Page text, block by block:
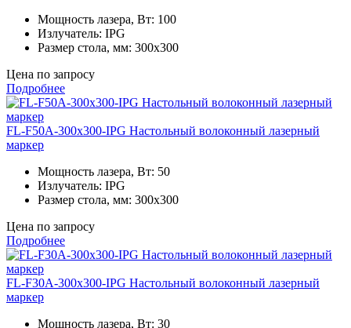
Мощность лазера, Вт: 100
Излучатель: IPG
Размер стола, мм: 300x300
Цена по запросу
Подробнее
FL-F50A-300x300-IPG Настольный волоконный лазерный
маркер
Мощность лазера, Вт: 50
Излучатель: IPG
Размер стола, мм: 300x300
Цена по запросу
Подробнее
FL-F30A-300x300-IPG Настольный волоконный лазерный
маркер
Мощность лазера, Вт: 30